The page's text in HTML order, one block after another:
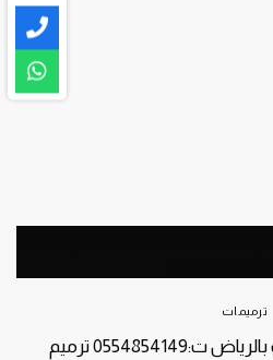
ترميمات
مقاول ترميم وتشطيب بالرياض ت:0554854149 ترميم